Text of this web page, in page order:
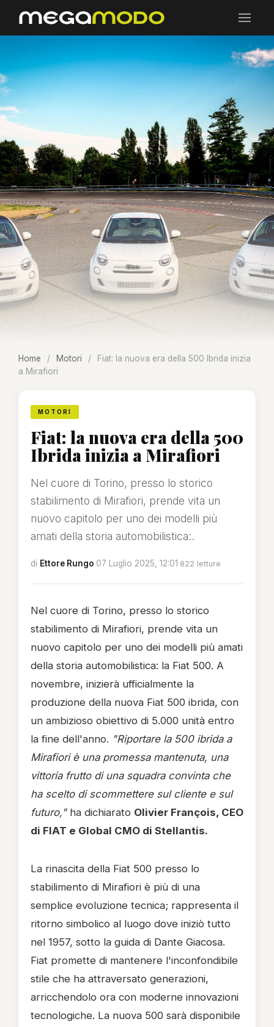
Home / Motori /
Fiat: la nuova era della 500 Ibrida inizia
a Mirafiori
MOTORI
Fiat: la nuova era della 500
Ibrida inizia a Mirafiori
Nel cuore di Torino, presso lo storico
stabilimento di Mirafiori, prende vita un
nuovo capitolo per uno dei modelli più
amati della storia automobilistica:.
di Ettore Rungo·07 Luglio 2025, 12:01·822 letture
Nel cuore di Torino, presso lo storico
stabilimento di Mirafiori, prende vita un
nuovo capitolo per uno dei modelli più amati
della storia automobilistica: la Fiat 500. A
novembre, inizierà ufficialmente la
produzione della nuova Fiat 500 ibrida, con
un ambizioso obiettivo di 5.000 unità entro
la fine dell'anno. "Riportare la 500 ibrida a
Mirafiori è una promessa mantenuta, una
vittoria frutto di una squadra convinta che
ha scelto di scommettere sul cliente e sul
futuro,"ha dichiarato Olivier François, CEO
di FIAT e Global CMO di Stellantis.
La rinascita della Fiat 500 presso lo
stabilimento di Mirafiori è più di una
semplice evoluzione tecnica; rappresenta il
ritorno simbolico al luogo dove iniziò tutto
nel 1957, sotto la guida di Dante Giacosa.
Fiat promette di mantenere l'inconfondibile
stile che ha attraversato generazioni,
arricchendolo ora con moderne innovazioni
tecnologiche. La nuova 500 sarà disponibile